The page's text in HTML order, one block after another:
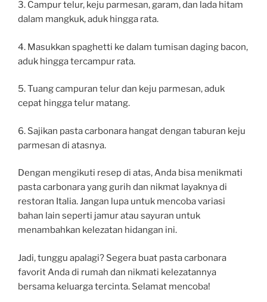
3. Campur telur, keju parmesan, garam, dan lada hitam
dalam mangkuk, aduk hingga rata.
4. Masukkan spaghetti ke dalam tumisan daging bacon,
aduk hingga tercampur rata.
5. Tuang campuran telur dan keju parmesan, aduk
cepat hingga telur matang.
6. Sajikan pasta carbonara hangat dengan taburan keju
parmesan di atasnya.
Dengan mengikuti resep di atas, Anda bisa menikmati
pasta carbonara yang gurih dan nikmat layaknya di
restoran Italia. Jangan lupa untuk mencoba variasi
bahan lain seperti jamur atau sayuran untuk
menambahkan kelezatan hidangan ini.
Jadi, tunggu apalagi? Segera buat pasta carbonara
favorit Anda di rumah dan nikmati kelezatannya
bersama keluarga tercinta. Selamat mencoba!